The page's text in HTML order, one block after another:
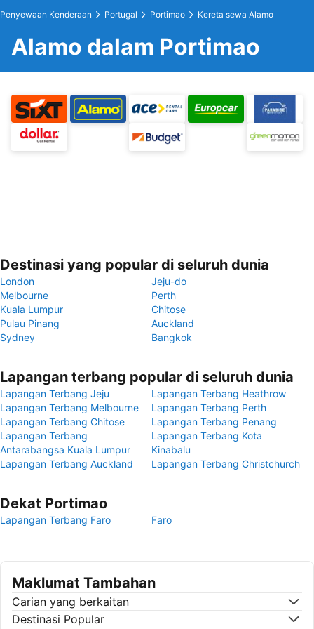
Penyewaan Kenderaan Portugal Portimao Kereta sewa Alamo
Alamo dalam Portimao
Destinasi yang popular di seluruh dunia
London
Jeju-do
Melbourne
Perth
Kuala Lumpur
Chitose
Pulau Pinang
Auckland
Sydney
Bangkok
Lapangan terbang popular di seluruh dunia
Lapangan Terbang Jeju
Lapangan Terbang Heathrow
Lapangan Terbang Melbourne
Lapangan Terbang Perth
Lapangan Terbang Chitose
Lapangan Terbang Penang
Lapangan Terbang
Antarabangsa Kuala Lumpur
Lapangan Terbang Kota
Kinabalu
Lapangan Terbang Auckland
Lapangan Terbang Christchurch
Dekat Portimao
Lapangan Terbang Faro Faro
Maklumat Tambahan
Carian yang berkaitan
Destinasi Popular